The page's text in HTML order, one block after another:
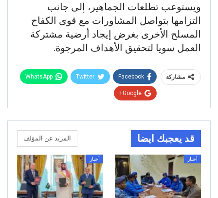
ويستوعب تطلعات الجماهير، إلى جانب
التزامها بتواصل المشاورات مع قوى الكفاح
المسلح الأخرى بغرض إيجاد أرضية مشتركة
العمل سويا لتحقيق الأهداف المرجوة.
مشاركة Facebook
Twitter
WhatsApp
Google+
قد يعجبك ايضا المزيد عن المؤلف
أخبار أخبار